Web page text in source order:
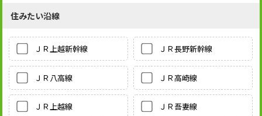
住みたい沿線
ＪＲ上越新幹線 ＪＲ長野新幹線
ＪＲ八高線 ＪＲ高崎線
ＪＲ上越線 ＪＲ吾妻線